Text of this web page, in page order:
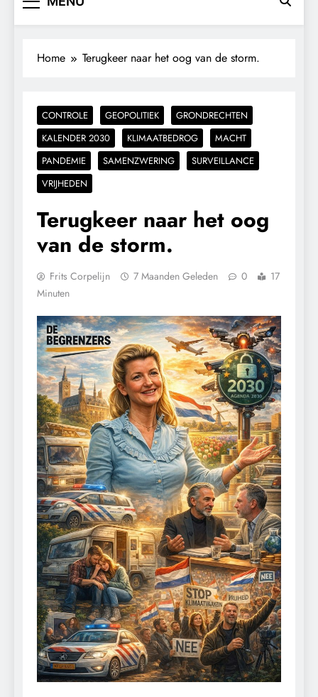
Home Terugkeer naar het oog van de storm.
CONTROLE GEOPOLITIEK
GRONDRECHTEN
KALENDER 2030
KLIMAATBEDROG
MACHT
PANDEMIE
SAMENZWERING
SURVEILLANCE
VRIJHEDEN
Terugkeer naar het oog
van de storm.
Frits Corpelijn 7 Maanden Geleden 0
17
Minuten